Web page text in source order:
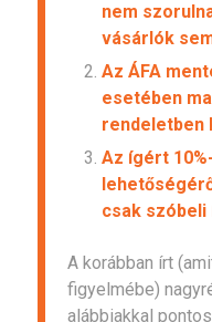
nem
vásárlók
Az ÁFA
esetében
rendeletben
Az ígért
csak
A korábban írt
figyelmébe)
alábbiakkal